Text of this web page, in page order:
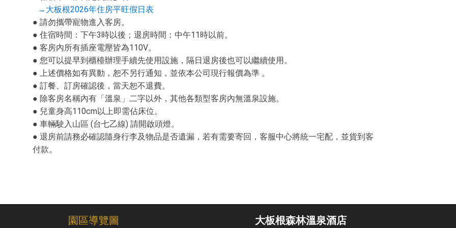
→大板根2026年住房平旺假日表
● 請勿攜帶寵物進入客房。
● 住宿時間：下午3時以後；退房時間：中午11時以前。
● 客房內所有插座電壓皆為110V。
● 您可以提早到櫃檯辦理手續先使用設施，隔日退房後也可以繼續使用。
● 上述價格如有異動，恕不另行通知，並依本公司現行報價為準 。
● 訂餐、訂房確認後，當天恕不退費。
● 除客房名稱內有「溫泉」二字以外，其他各類型客房內無溫泉設施。
● 兒童身高110cm以上即需佔床位。
● 車輛駛入山區 (台七乙線) 請開啟頭燈。
● 退房前請務必確認隨身行李及物品是否遺漏，若有需要寄回，客服中心將統一宅配，並貨到客
付款。
園區導覽圖 大板根森林溫泉酒店